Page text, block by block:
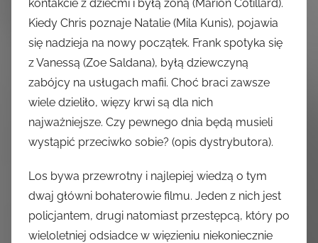
kontakcie z dziećmi i byłą żoną (Marion Cotillard).
Kiedy Chris poznaje Natalie (Mila Kunis), pojawia
się nadzieja na nowy początek. Frank spotyka się
z Vanessą (Zoe Saldana), byłą dziewczyną
zabójcy na usługach mafii. Choć braci zawsze
wiele dzieliło, więzy krwi są dla nich
najważniejsze. Czy pewnego dnia będą musieli
wystąpić przeciwko sobie? (opis dystrybutora).
Los bywa przewrotny i najlepiej wiedzą o tym
dwaj główni bohaterowie filmu. Jeden z nich jest
policjantem, drugi natomiast przestępcą, który po
wieloletniej odsiadce w więzieniu niekoniecznie